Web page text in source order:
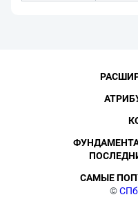
©
САМЫЕ